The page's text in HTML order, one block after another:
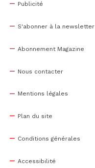
Publicité
S'abonner à la newsletter
Abonnement Magazine
Nous contacter
Mentions légales
Plan du site
Conditions générales
Accessibilité